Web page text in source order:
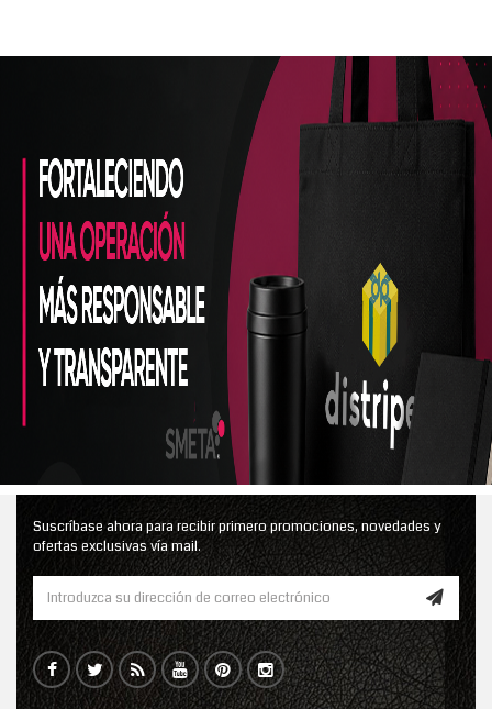
Suscríbase ahora para recibir primero promociones, novedades y
ofertas exclusivas vía mail.